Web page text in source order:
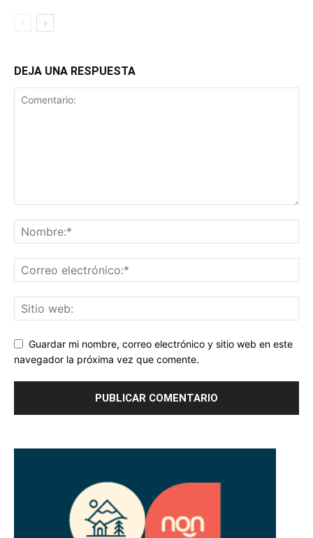
DEJA UNA RESPUESTA
Guardar mi nombre, correo electrónico y sitio web en este
navegador la próxima vez que comente.